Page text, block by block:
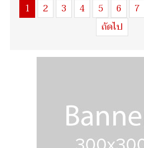
1
2 3 4 5 6 7
ถัดไป